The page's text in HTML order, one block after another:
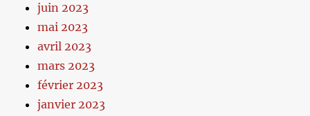
juin 2023
mai 2023
avril 2023
mars 2023
février 2023
janvier 2023